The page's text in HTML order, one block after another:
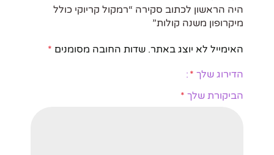
היה הראשון לכתוב סקירה “רמקול קריוקי כולל
מיקרופון משנה קולות”
האימייל לא יוצג באתר. שדות החובה מסומנים *
הדירוג שלך *
הביקורת שלך *